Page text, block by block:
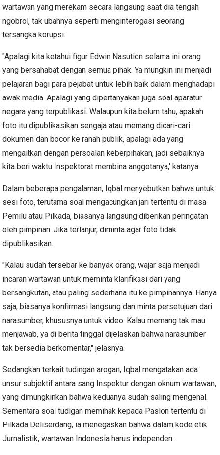
wartawan yang merekam secara langsung saat dia tengah
ngobrol, tak ubahnya seperti menginterogasi seorang
tersangka korupsi.
"Apalagi kita ketahui figur Edwin Nasution selama ini orang
yang bersahabat dengan semua pihak. Ya mungkin ini menjadi
pelajaran bagi para pejabat untuk lebih baik dalam menghadapi
awak media. Apalagi yang dipertanyakan juga soal aparatur
negara yang terpublikasi. Walaupun kita belum tahu, apakah
foto itu dipublikasikan sengaja atau memang dicari-cari
dokumen dan bocor ke ranah publik, apalagi ada yang
mengaitkan dengan persoalan keberpihakan, jadi sebaiknya
kita beri waktu Inspektorat membina anggotanya,' katanya.
Dalam beberapa pengalaman, Iqbal menyebutkan bahwa untuk
sesi foto, terutama soal mengacungkan jari tertentu di masa
Pemilu atau Pilkada, biasanya langsung diberikan peringatan
oleh pimpinan. Jika terlanjur, diminta agar foto tidak
dipublikasikan.
"Kalau sudah tersebar ke banyak orang, wajar saja menjadi
incaran wartawan untuk meminta klarifikasi dari yang
bersangkutan, atau paling sederhana itu ke pimpinannya. Hanya
saja, biasanya konfirmasi langsung dan minta persetujuan dari
narasumber, khususnya untuk video. Kalau memang tak mau
menjawab, ya di berita tinggal dijelaskan bahwa narasumber
tak bersedia berkomentar," jelasnya.
Sedangkan terkait tudingan arogan, Iqbal mengatakan ada
unsur subjektif antara sang Inspektur dengan oknum wartawan,
yang dimungkinkan bahwa keduanya sudah saling mengenal.
Sementara soal tudigan memihak kepada Paslon tertentu di
Pilkada Deliserdang, ia menegaskan bahwa dalam kode etik
Jurnalistik, wartawan Indonesia harus independen.